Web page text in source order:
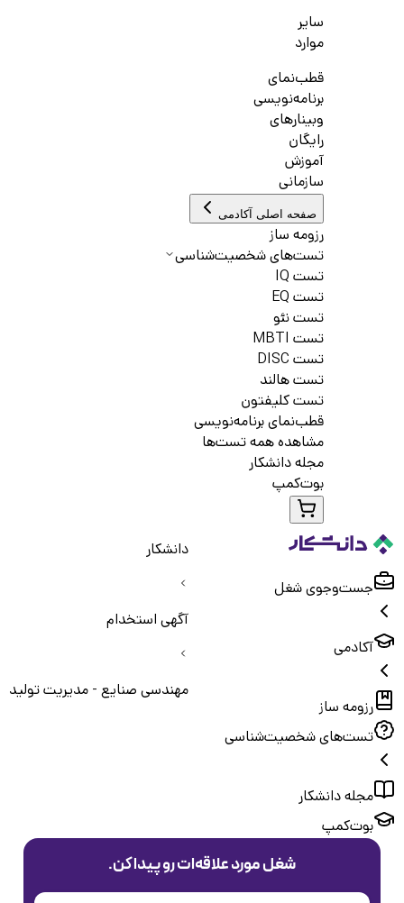
سایر
موارد
قطب‌نمای
برنامه‌نویسی
وبینارهای
رایگان
آموزش
سازمانی
صفحه اصلی آکادمی
رزومه ساز
تست‌های شخصیت‌شناسی
تست IQ
تست EQ
تست نئو
تست MBTI
تست DISC
تست هالند
تست کلیفتون
قطب‌نمای برنامه‌نویسی
مشاهده همه تست‌ها
مجله دانشکار
بوت‌کمپ
جست‌و‌جوی شغل
آکادمی
رزومه ساز
تست‌های شخصیت‌شناسی
مجله دانشکار
بوت‌کمپ
دانشکار
آگهی استخدام
مهندسی صنایع - مدیریت تولید
شغل مورد علاقه‌ات رو پیدا کن.